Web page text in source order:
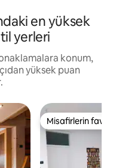
en yüksek
yerleri
konum,
yüksek puan
Misafirlerin
Misafirlerin